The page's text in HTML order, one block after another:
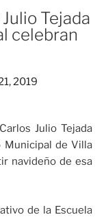
Tejada
celebran
2019
Julio Tejada
Municipal de Villa
navideño de esa
de la Escuela